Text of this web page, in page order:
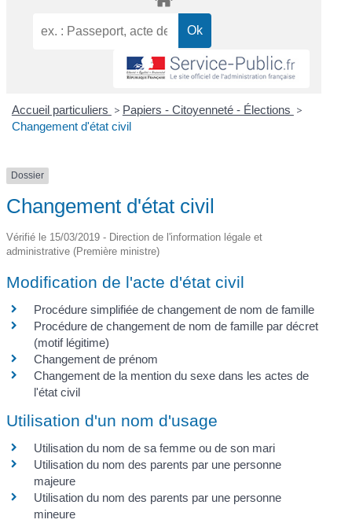
Accueil particuliers > Papiers - Citoyenneté - Élections >
Changement d'état civil
Dossier
Changement d'état civil
Vérifié le 15/03/2019 - Direction de l'information légale et
administrative (Première ministre)
Modification de l'acte d'état civil
Procédure simplifiée de changement de nom de famille
Procédure de changement de nom de famille par décret
(motif légitime)
Changement de prénom
Changement de la mention du sexe dans les actes de
l'état civil
Utilisation d'un nom d'usage
Utilisation du nom de sa femme ou de son mari
Utilisation du nom des parents par une personne
majeure
Utilisation du nom des parents par une personne
mineure